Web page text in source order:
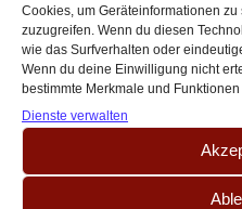
Cookies, um Geräteinformationen
zuzugreifen. Wenn du diesen
wie das Surfverhalten oder
Wenn du deine Einwilligung nicht
bestimmte Merkmale und
Dienste verwalten
ALLES
FC-